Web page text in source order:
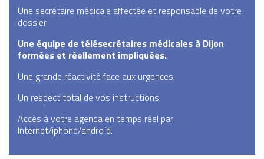
Une secrétaire médicale affectée et responsable de votre
dossier.
Une équipe de télésecrétaires médicales à Dijon
formées et réellement impliquées.
Une grande réactivité face aux urgences.
Un respect total de vos instructions.
Accès à votre agenda en temps réel par
Internet/iphone/androïd.